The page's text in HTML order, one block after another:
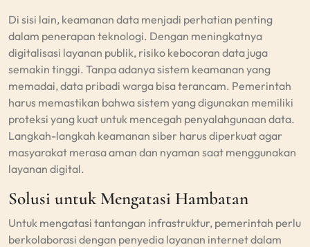
Di sisi lain, keamanan data menjadi perhatian penting
dalam penerapan teknologi. Dengan meningkatnya
digitalisasi layanan publik, risiko kebocoran data juga
semakin tinggi. Tanpa adanya sistem keamanan yang
memadai, data pribadi warga bisa terancam. Pemerintah
harus memastikan bahwa sistem yang digunakan memiliki
proteksi yang kuat untuk mencegah penyalahgunaan data.
Langkah-langkah keamanan siber harus diperkuat agar
masyarakat merasa aman dan nyaman saat menggunakan
layanan digital.
Solusi untuk Mengatasi Hambatan
Untuk mengatasi tantangan infrastruktur, pemerintah perlu
berkolaborasi dengan penyedia layanan internet dalam